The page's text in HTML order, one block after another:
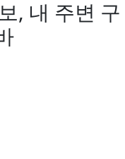
, 내 주변 구